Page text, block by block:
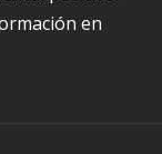
en